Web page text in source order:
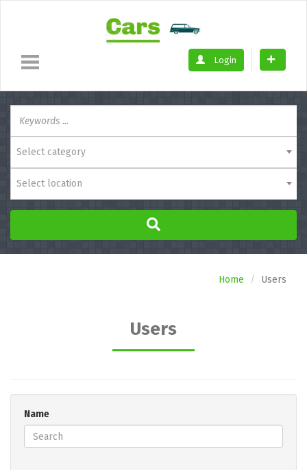
Login
Select category
Select location
Home Users
Users
Name